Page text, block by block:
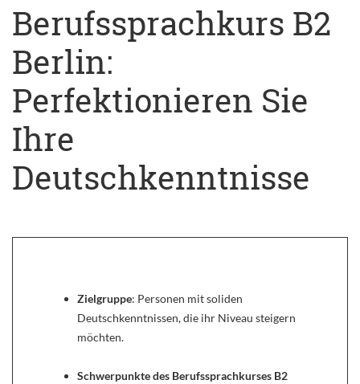
Berufssprachkurs B2
Berlin:
Perfektionieren Sie
Ihre
Deutschkenntnisse
Zielgruppe: Personen mit soliden
Deutschkenntnissen, die ihr Niveau steigern
möchten.
Schwerpunkte des Berufssprachkurses B2